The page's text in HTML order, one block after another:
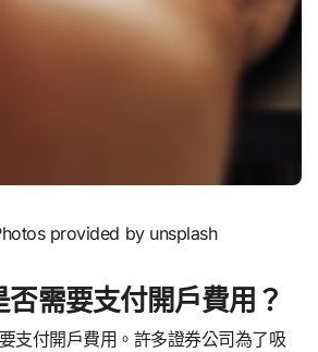
provided by unsplash
否需要支付開戶費用？
支付開戶費用。許多證券公司為了吸